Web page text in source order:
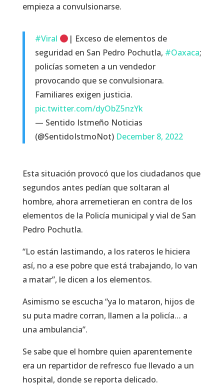
empieza a convulsionarse.
#Viral
| Exceso de elementos de
seguridad en San Pedro Pochutla, #Oaxaca;
policías someten a un vendedor
provocando que se convulsionara.
Familiares exigen justicia.
pic.twitter.com/dyObZ5nzYk
— Sentido Istmeño Noticias
(@SentidoIstmoNot) December 8, 2022
Esta situación provocó que los ciudadanos que
segundos antes pedían que soltaran al
hombre, ahora arremetieran en contra de los
elementos de la Policía municipal y vial de San
Pedro Pochutla.
“Lo están lastimando, a los rateros le hiciera
así, no a ese pobre que está trabajando, lo van
a matar”, le dicen a los elementos.
Asimismo se escucha “ya lo mataron, hijos de
su puta madre corran, llamen a la policía… a
una ambulancia”.
Se sabe que el hombre quien aparentemente
era un repartidor de refresco fue llevado a un
hospital, donde se reporta delicado.